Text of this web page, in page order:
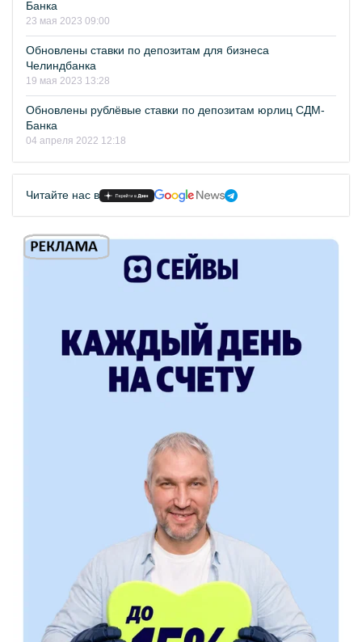
Банка
23 мая 2023 09:00
Обновлены ставки по депозитам для бизнеса
Челиндбанка
19 мая 2023 13:28
Обновлены рублёвые ставки по депозитам юрлиц СДМ-
Банка
04 апреля 2022 12:18
Читайте нас в